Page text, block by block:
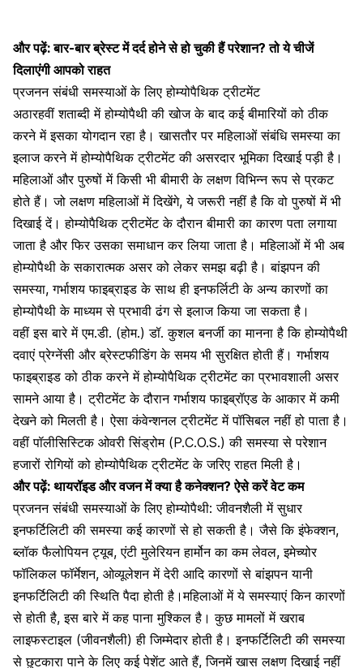
और पढ़ें:बार-बार ब्रेस्ट में दर्द होने से हो चुकी हैं परेशान? तो ये चीजें
दिलाएंगी आपको राहत
प्रजनन संबंधी समस्याओं के लिए होम्योपैथिक ट्रीटमेंट
अठारहवीं शताब्दी में होम्योपैथी की खोज के बाद कई बीमारियों को ठीक
करने में इसका योगदान रहा है। खासतौर पर महिलाओं संबंधि समस्या का
इलाज करने में होम्योपैथिक ट्रीटमेंट की असरदार भूमिका दिखाई पड़ी है।
महिलाओं और पुरुषों में किसी भी बीमारी के लक्षण विभिन्न रूप से प्रकट
होते हैं। जो लक्षण महिलाओं में दिखेंगे, ये जरूरी नहीं है कि वो पुरुषों में भी
दिखाई दें। होम्योपैथिक ट्रीटमेंट के दौरान बीमारी का कारण पता लगाया
जाता है और फिर उसका समाधान कर लिया जाता है। महिलाओं में भी अब
होम्योपैथी के सकारात्मक असर को लेकर समझ बढ़ी है।बांझपन की
समस्या, गर्भाशय फाइब्राइड के साथ ही इनफर्लिटी के अन्य कारणों का
होम्योपैथी के माध्यम से प्रभावी ढंग से इलाज किया जा सकता है।
वहीं इस बारे में एम.डी. (होम.) डॉ. कुशल बनर्जी का मानना है कि होम्योपैथी
दवाएं प्रेग्नेंसी औरब्रेस्टफीडिंग के समय भी सुरक्षित होती हैं। गर्भाशय
फाइब्राइड को ठीक करने में होम्योपैथिक ट्रीटमेंट का प्रभावशाली असर
सामने आया है। ट्रीटमेंट के दौरान गर्भाशय फाइब्रॉएड के आकार में कमी
देखने को मिलती है। ऐसा कंवेन्शनल ट्रीटमेंट में पॉसिबल नहीं हो पाता है।
वहीं पॉलीसिस्टिक ओवरी सिंड्रोम (P.C.O.S.) की समस्या से परेशान
हजारों रोगियों को होम्योपैथिक ट्रीटमेंट के जरिए राहत मिली है।
और पढ़ें: थायरॉइड और वजन में क्या है कनेक्शन? ऐसे करें वेट कम
प्रजनन संबंधी समस्याओं के लिए होम्योपैथी: जीवनशैली में सुधार
इनफर्टिलिटी की समस्या कई कारणों से हो सकती है। जैसे कि इंफेक्शन,
ब्लॉक फैलोपियन ट्यूब, एंटी मुलेरियन हार्मोन का कम लेवल, इमेच्योर
फॉलिकल फॉर्मेशन, ओव्यूलेशन में देरी आदि कारणों से बांझपन यानी
इनफर्टिलिटी की स्थितिपैदा होती है।महिलाओं में ये समस्याएं किन कारणों
से होती है, इस बारे में कह पाना मुश्किल है। कुछ मामलों में खराब
लाइफस्टाइल (जीवनशैली) ही जिम्मेदार होती है। इनफर्टिलिटी की समस्या
से छुटकारा पाने के लिए कई पेशेंट आते हैं, जिनमें खास लक्षण दिखाई नहीं